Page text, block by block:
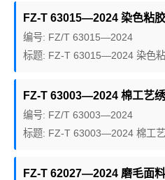
FZ-T 63015—2024 染色粘
编号: FZ/T 63015—2024
标题: FZ-T 63015—2024 染色
FZ-T 63003—2024 棉工艺
编号: FZ/T 63003—2024
标题: FZ-T 63003—2024 棉工
FZ-T 62027—2024 磨毛面